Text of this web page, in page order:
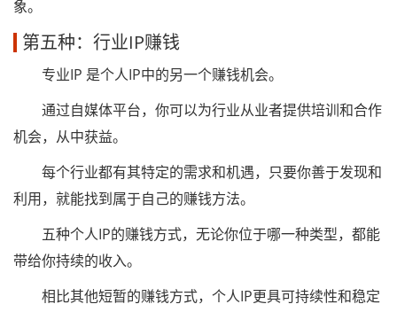
象。
第五种：行业IP赚钱
专业IP 是个人IP中的另一个赚钱机会。
通过自媒体平台，你可以为行业从业者提供培训和合作
机会，从中获益。
每个行业都有其特定的需求和机遇，只要你善于发现和
利用，就能找到属于自己的赚钱方法。
五种个人IP的赚钱方式，无论你位于哪一种类型，都能
带给你持续的收入。
相比其他短暂的赚钱方式，个人IP更具可持续性和稳定